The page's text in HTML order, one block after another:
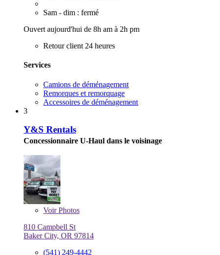
Sam - dim : fermé
Ouvert aujourd'hui de 8h am à 2h pm
Retour client 24 heures
Services
Camions de déménagement
Remorques et remorquage
Accessoires de déménagement
3
Y&S Rentals
Concessionnaire U-Haul dans le voisinage
VoirPhotos
810 Campbell St
Baker City, OR 97814
(541) 249-4442